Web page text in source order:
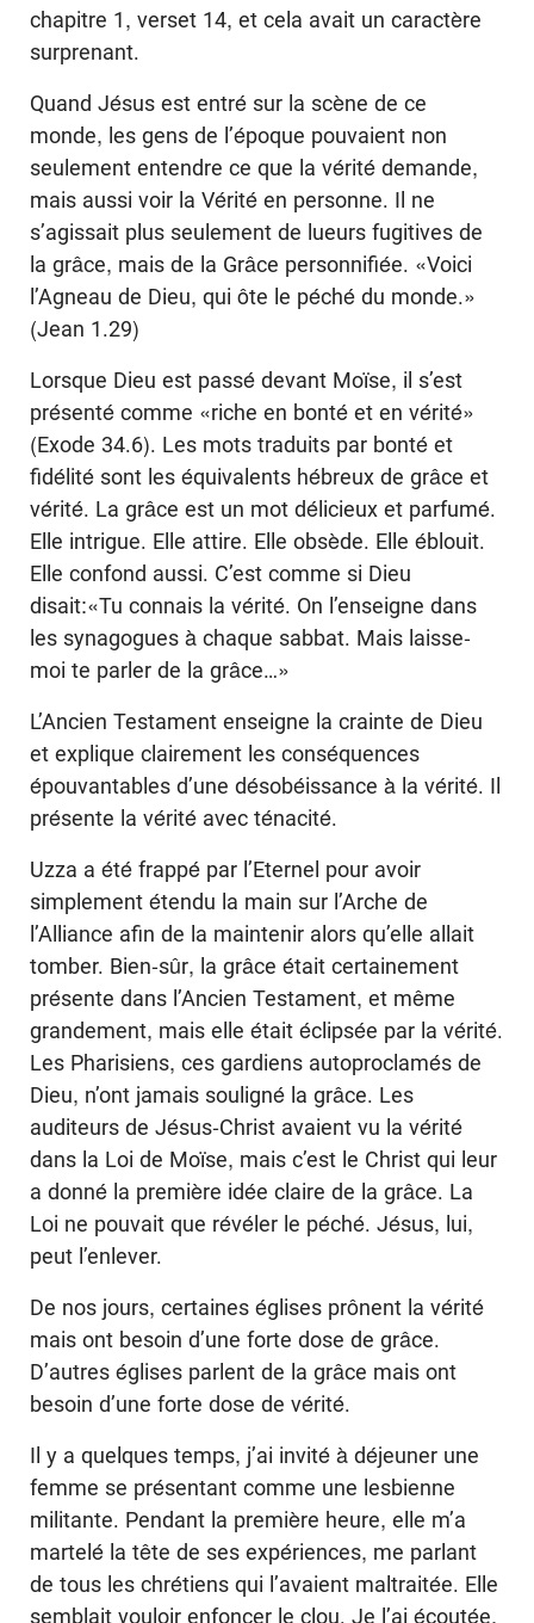
chapitre 1, verset 14, et cela avait un caractère
surprenant.
Quand Jésus est entré sur la scène de ce
monde, les gens de l’époque pouvaient non
seulement entendre ce que la vérité demande,
mais aussi voir la Vérité en personne. Il ne
s’agissait plus seulement de lueurs fugitives de
la grâce, mais de la Grâce personnifiée. «Voici
l’Agneau de Dieu, qui ôte le péché du monde.»
(Jean 1.29)
Lorsque Dieu est passé devant Moïse, il s’est
présenté comme «riche en bonté et en vérité»
(Exode 34.6). Les mots traduits par bonté et
fidélité sont les équivalents hébreux de grâce et
vérité. La grâce est un mot délicieux et parfumé.
Elle intrigue. Elle attire. Elle obsède. Elle éblouit.
Elle confond aussi. C’est comme si Dieu
disait:«Tu connais la vérité. On l’enseigne dans
les synagogues à chaque sabbat. Mais laisse-
moi te parler de la grâce…»
L’Ancien Testament enseigne la crainte de Dieu
et explique clairement les conséquences
épouvantables d’une désobéissance à la vérité. Il
présente la vérité avec ténacité.
Uzza a été frappé par l’Eternel pour avoir
simplement étendu la main sur l’Arche de
l’Alliance afin de la maintenir alors qu’elle allait
tomber. Bien-sûr, la grâce était certainement
présente dans l’Ancien Testament, et même
grandement, mais elle était éclipsée par la vérité.
Les Pharisiens, ces gardiens autoproclamés de
Dieu, n’ont jamais souligné la grâce. Les
auditeurs de Jésus-Christ avaient vu la vérité
dans la Loi de Moïse, mais c’est le Christ qui leur
a donné la première idée claire de la grâce. La
Loi ne pouvait que révéler le péché. Jésus, lui,
peut l’enlever.
De nos jours, certaines églises prônent la vérité
mais ont besoin d’une forte dose de grâce.
D’autres églises parlent de la grâce mais ont
besoin d’une forte dose de vérité.
Il y a quelques temps, j’ai invité à déjeuner une
femme se présentant comme une lesbienne
militante. Pendant la première heure, elle m’a
martelé la tête de ses expériences, me parlant
de tous les chrétiens qui l’avaient maltraitée. Elle
semblait vouloir enfoncer le clou. Je l’ai écoutée,